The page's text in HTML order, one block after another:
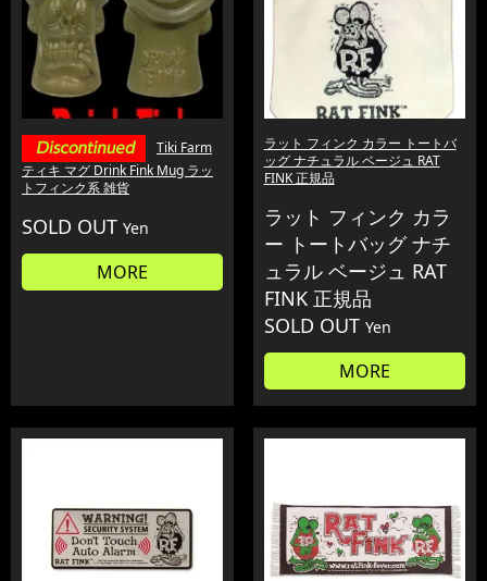
Tiki Farm
ティキ マグ Drink Fink Mug ラッ
トフィンク系 雑貨
SOLD OUT Yen
MORE
ラット フィンク カラー トートバ
ッグ ナチュラル ベージュ RAT
FINK 正規品
ラット フィンク カラ
ー トートバッグ ナチ
ュラル ベージュ RAT
FINK 正規品
SOLD OUT Yen
MORE